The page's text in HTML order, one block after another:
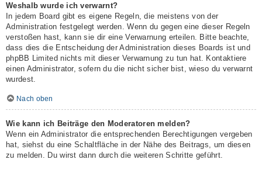
Weshalb wurde ich verwarnt?
In jedem Board gibt es eigene Regeln, die meistens von der
Administration festgelegt werden. Wenn du gegen eine dieser Regeln
verstoßen hast, kann sie dir eine Verwarnung erteilen. Bitte beachte,
dass dies die Entscheidung der Administration dieses Boards ist und
phpBB Limited nichts mit dieser Verwarnung zu tun hat. Kontaktiere
einen Administrator, sofern du die nicht sicher bist, wieso du verwarnt
wurdest.
Nach oben
Wie kann ich Beiträge den Moderatoren melden?
Wenn ein Administrator die entsprechenden Berechtigungen vergeben
hat, siehst du eine Schaltfläche in der Nähe des Beitrags, um diesen
zu melden. Du wirst dann durch die weiteren Schritte geführt.